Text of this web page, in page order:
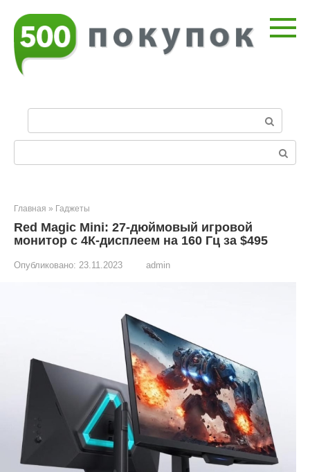
контенту
о
и
Главная » Гаджеты
Red Magic Mini: 27-дюймовый игровой
монитор с 4К-дисплеем на 160 Гц за $495
Опубликовано: 23.11.2023 admin